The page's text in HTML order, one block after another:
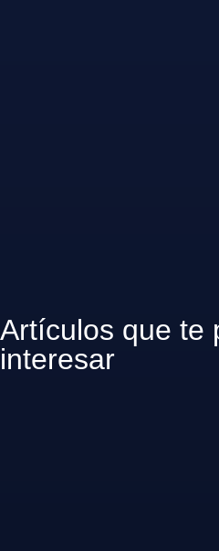
Artículos que te
interesar